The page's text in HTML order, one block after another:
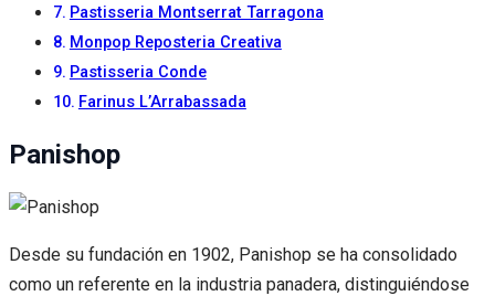
Pastisseria Montserrat Tarragona
Monpop Reposteria Creativa
Pastisseria Conde
Farinus L’Arrabassada
Panishop
Desde su fundación en 1902, Panishop se ha consolidado
como un referente en la industria panadera, distinguiéndose